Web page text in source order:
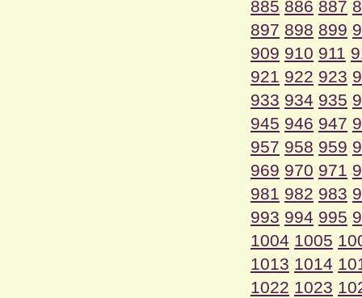
885 886 887
897 898 899
909 910 911
921 922 923
933 934 935
945 946 947
957 958 959
969 970 971
981 982 983
993 994 995
1004 1005
1013 1014
1022 1023